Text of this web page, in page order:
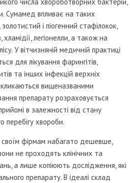
Сумамед впливає на таких
і піогенний стафілокок,
легіонелли, а також на
У вітчизняній медичній практиці
для лікування фарингітів,
та інших інфекцій верхніх
вищеназваними
препарату розраховується
в залежності від стану
перебігу хвороби.
фірмам набагато дешевше,
не проходять клінічних та
а лише копіюють дослідження, які
препарату. В ідеалі склад